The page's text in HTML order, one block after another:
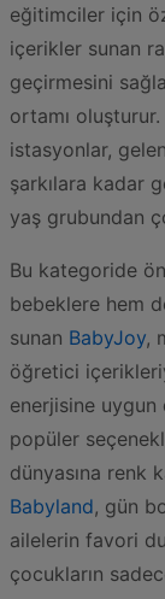
eğitimciler için
içerikler sunan
geçirmesini
ortamı
istasyonlar,
şarkılara kadar
yaş grubundan
Bu kategoride
bebeklere hem
sunan BabyJoy,
öğretici
enerjisine
popüler
dünyasına renk
Babyland, gün
ailelerin favori
çocukların